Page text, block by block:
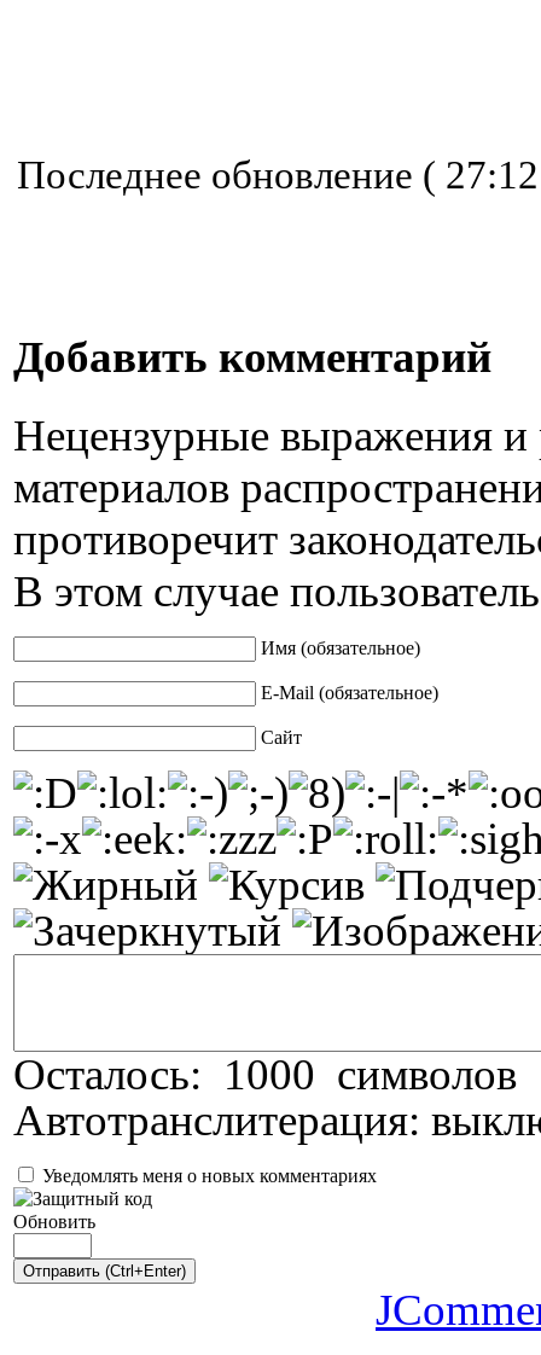
Последнее обновление (
Добавить комментарий
Нецензурные выражения и
материалов
противоречит
В этом случае
Имя (обязательное)
E-Mail (обязательное)
Сайт
Осталось: 1000 символов
Автотранслитерация:
Уведомлять меня о новых комментариях
Обновить